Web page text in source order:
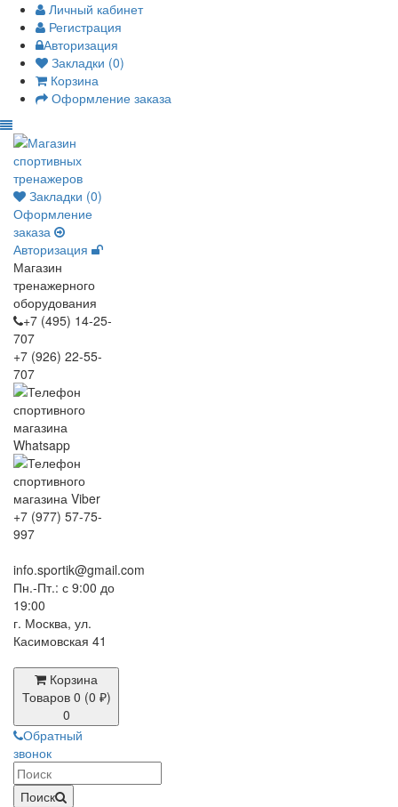
Личный кабинет
Регистрация
Авторизация
Закладки (0)
Корзина
Оформление заказа
Закладки (0)
Оформление
заказа
Авторизация
Магазин
тренажерного
оборудования
+7 (495) 14-25-
707
+7 (926) 22-55-
707
+7 (977) 57-75-
997
info.sportik@gmail.com
Пн.-Пт.: с 9:00 до
19:00
г. Москва, ул.
Касимовская 41
Корзина
Товаров 0 (0 ₽)
0
Обратный
звонок
Поиск